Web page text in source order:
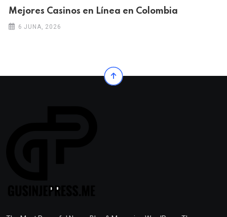
Mejores Casinos en Línea en Colombia
6 JUNA, 2026